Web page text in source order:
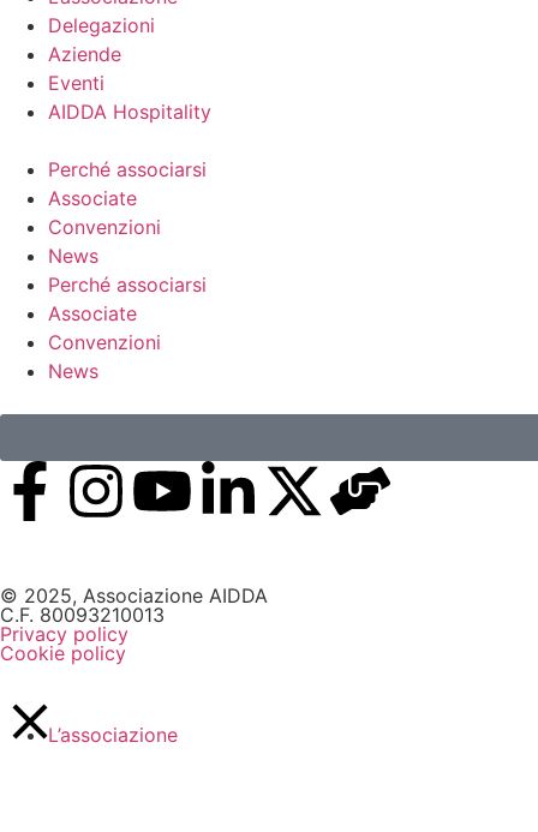
Delegazioni
Aziende
Eventi
AIDDA Hospitality
Perché associarsi
Associate
Convenzioni
News
Perché associarsi
Associate
Convenzioni
News
© 2025, Associazione AIDDA
C.F. 80093210013
Privacy policy
Cookie policy
L’associazione